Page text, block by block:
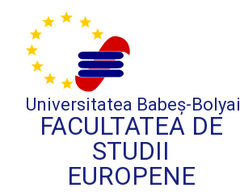
Universitatea Babeș-Bolyai
FACULTATEA DE
STUDII
EUROPENE